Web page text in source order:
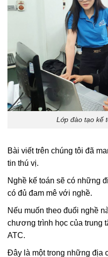
Lớp đào tạo kế
Bài viết trên chúng tôi đã
tin thú vị.
Nghề kế toán sẽ có những
có đủ đam mê với nghề.
Nếu muốn theo đuổi nghề
chương trình học của trung
ATC.
Đây là một trong những địa